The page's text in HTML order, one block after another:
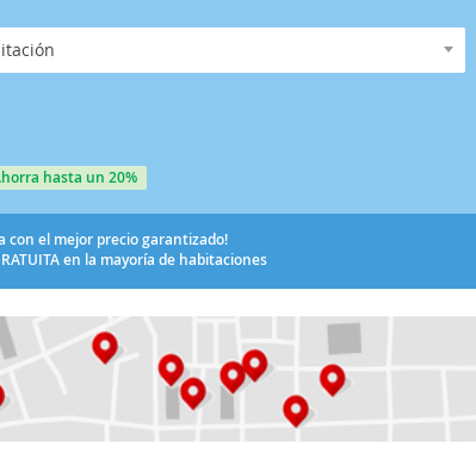
ahorra hasta un 20%
con el mejor precio garantizado!
en la mayoría de habitaciones